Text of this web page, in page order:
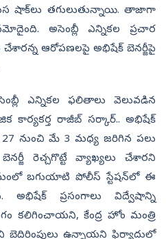
షాక్‌లు తగులుతున్నాయి. తాజాగా
అసెంబ్లీ ఎన్నికల ప్రచార
ఆరోపణలపై అభిషేక్ బెనర్జీపై
ఎన్నికల ఫలితాలు వెలువడిన
రాజీబ్ సర్కార్.. అభిషేక్‌
27 నుంచి మే 3 మధ్య జరిగిన పలు
రెచ్చగొట్టే వ్యాఖ్యలు చేశారని
బగుయాటి పోలీస్ స్టేషన్‌లో ఈ
అభిషేక్‌ ప్రసంగాలు విద్వేషాన్ని
కలిగించాయని, కేంద్ర హోం మంత్రి
బెదిరింపులు ఉన్నాయని ఫిర్యాదులో